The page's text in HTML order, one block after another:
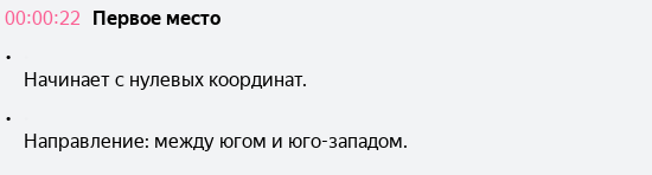
00:00:22
Первое место
Начинает с нулевых координат.
Направление: между югом и юго-западом.